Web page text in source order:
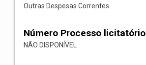
Outras Despesas Correntes
Número Processo licitatório
NÃO DISPONÍVEL